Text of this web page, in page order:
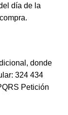
día de la
donde
324 434
Petición